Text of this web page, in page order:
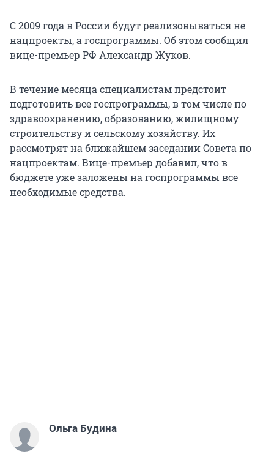
С 2009 года в России будут реализовываться не
нацпроекты, а госпрограммы. Об этом сообщил
вице-премьер РФ Александр Жуков.
В течение месяца специалистам предстоит
подготовить все госпрограммы, в том числе по
здравоохранению, образованию, жилищному
строительству и сельскому хозяйству. Их
рассмотрят на ближайшем заседании Совета по
нацпроектам. Вице-премьер добавил, что в
бюджете уже заложены на госпрограммы все
необходимые средства.
Ольга Будина